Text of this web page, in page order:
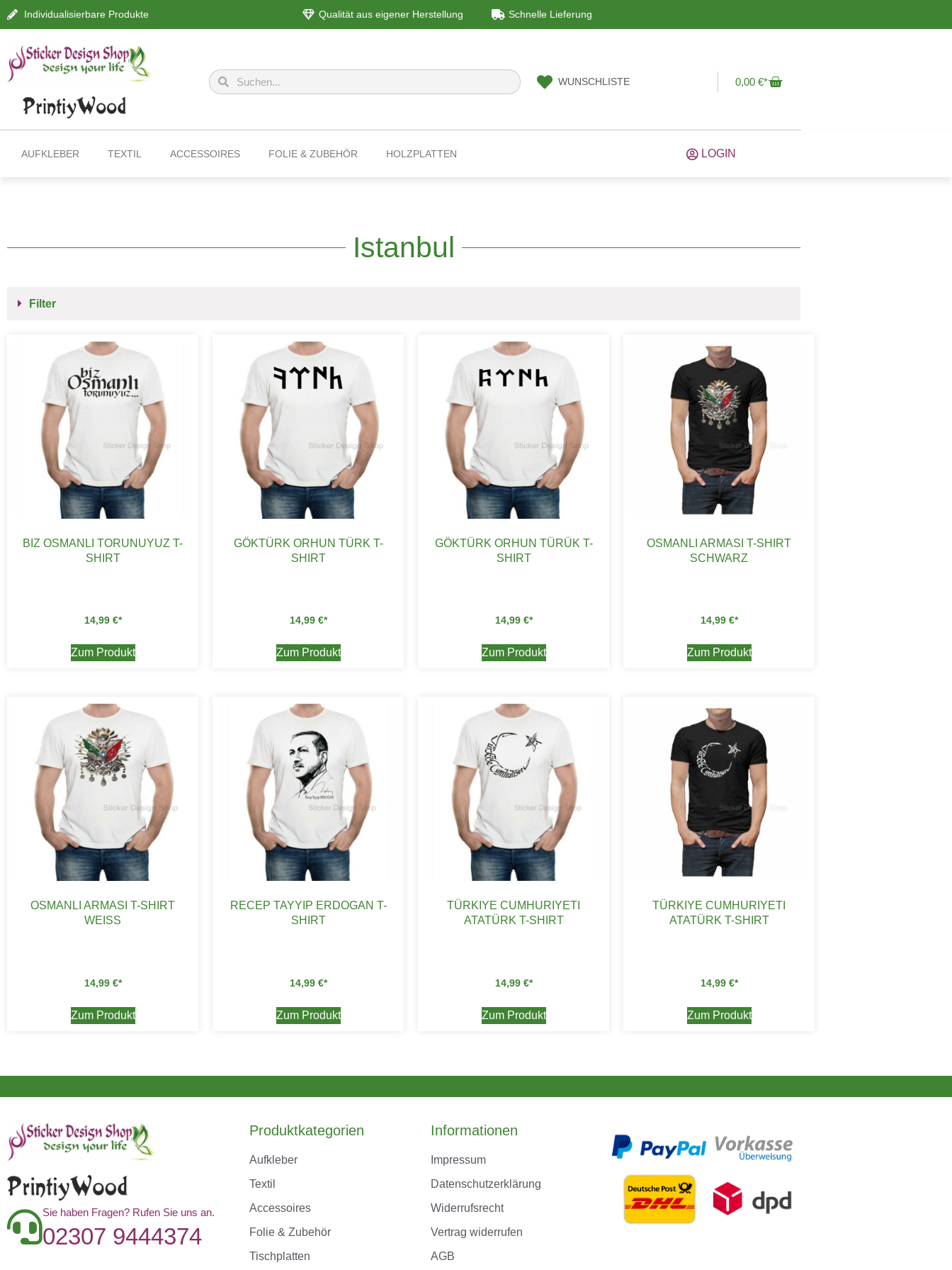
Individualisierbare Produkte Qualität aus eigener Herstellung Schnelle Lieferung
WUNSCHLISTE 0,00€
AUFKLEBER TEXTIL ACCESSOIRES FOLIE & ZUBEHÖR HOLZPLATTEN LOGIN
Istanbul
Filter
BIZ OSMANLI TORUNUYUZ T-
SHIRT
14,99 €
Zum Produkt
GÖKTÜRK ORHUN TÜRK T-
SHIRT
14,99 €
Zum Produkt
GÖKTÜRK ORHUN TÜRÜK T-
SHIRT
14,99 €
Zum Produkt
OSMANLI ARMASI T-SHIRT
SCHWARZ
14,99 €
Zum Produkt
OSMANLI ARMASI T-SHIRT
WEISS
14,99 €
Zum Produkt
RECEP TAYYIP ERDOGAN T-
SHIRT
14,99 €
Zum Produkt
TÜRKIYE CUMHURIYETI
ATATÜRK T-SHIRT
14,99 €
Zum Produkt
TÜRKIYE CUMHURIYETI
ATATÜRK T-SHIRT
14,99 €
Zum Produkt
Sie haben Fragen? Rufen Sie uns an.
02307 9444374
Produktkategorien
Aufkleber
Textil
Accessoires
Folie & Zubehör
Tischplatten
Informationen
Impressum
Datenschutzerklärung
Widerrufsrecht
Vertrag widerrufen
AGB